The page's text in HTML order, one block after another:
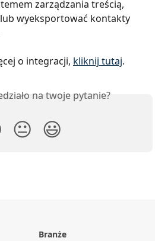
zarządzania treścią,
wyeksportować kontakty
o integracji, kliknij tutaj.
na twoje pytanie?
😐 😃
Branże